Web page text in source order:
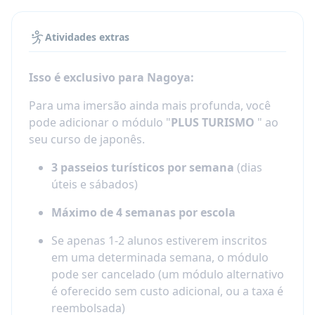
Colocação:teste de nivelamento online
nível/entrevista no primeiro dia
Datas dos cursos de japonês
Primeiro dia:orientação + primeiras aulas
(programação confirmada antes da
chegada)
Horário das aulas: pode incluir sessões
matinais e/ou vespertinas dependendo do
Não há aulas em feriados públicos
japoneses; a escola normalmente organiza
uma atividade gratuita
Exemplos podem incluir:
Passeios pela cidade e visitas ao bairro local
Nagoya
Passeios de fim de semana e excursões na
Exemplos de passeios podem incluir:
Toyota, Jardim Tokugawa, rua comercial de Osu,
Aquário de Nagoya, Meiji-mura, tour pela cidade
de Inuyama e visitas a cidades tradicionais.
Atividades extras
Isso é exclusivo para Nagoya:
Para uma imersão ainda mais profunda, você
pode adicionar o módulo "PLUS TURISMO " ao
seu curso de japonês.
3 passeios turísticos por semana (dias
úteis e sábados)
Máximo de 4 semanas por escola
Se apenas 1-2 alunos estiverem inscritos
em uma determinada semana, o módulo
pode ser cancelado (um módulo alternativo
é oferecido sem custo adicional, ou a taxa é
reembolsada)